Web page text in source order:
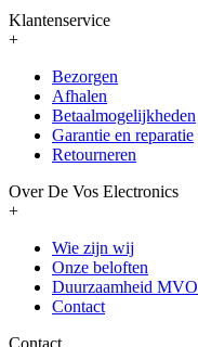
Klantenservice
+
Bezorgen
Afhalen
Betaalmogelijkheden
Garantie en reparatie
Retourneren
Over De Vos Electronics
+
Wie zijn wij
Onze beloften
Duurzaamheid MVO
Contact
Contact